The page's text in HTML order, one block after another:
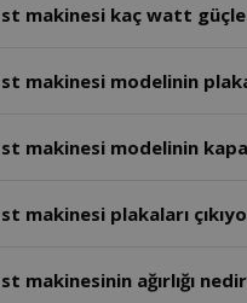
makinesi kaç watt güçle
makinesi modelinin plaka
makinesi modelinin
makinesi plakaları
makinesinin ağırlığı